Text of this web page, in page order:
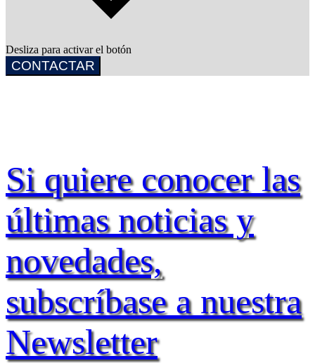
Desliza para activar el botón
CONTACTAR
Si quiere conocer las
últimas noticias y
novedades,
subscríbase a nuestra
Newsletter